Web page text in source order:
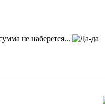
не наберется...